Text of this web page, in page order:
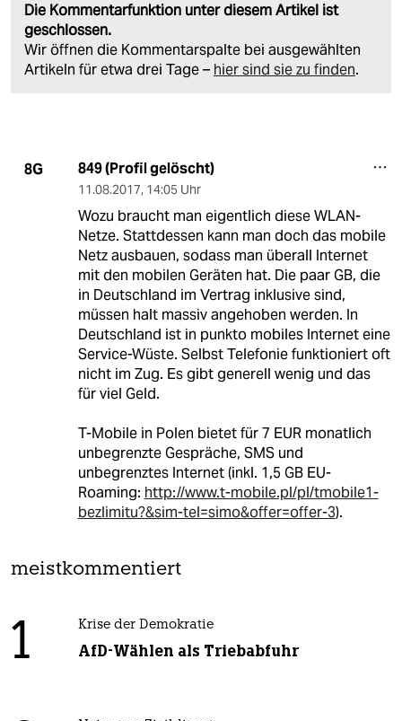
Die Kommentarfunktion unter diesem Artikel ist
geschlossen.
Wir öffnen die Kommentarspalte bei ausgewählten
Artikeln für etwa drei Tage – hier sind sie zu finden.
8G 849 (Profil gelöscht)
11.08.2017, 14:05 Uhr
Wozu braucht man eigentlich diese WLAN-
Netze. Stattdessen kann man doch das mobile
Netz ausbauen, sodass man überall Internet
mit den mobilen Geräten hat. Die paar GB, die
in Deutschland im Vertrag inklusive sind,
müssen halt massiv angehoben werden. In
Deutschland ist in punkto mobiles Internet eine
Service-Wüste. Selbst Telefonie funktioniert oft
nicht im Zug. Es gibt generell wenig und das
für viel Geld.
T-Mobile in Polen bietet für 7 EUR monatlich
unbegrenzte Gespräche, SMS und
unbegrenztes Internet (inkl. 1,5 GB EU-
Roaming: http://www.t-mobile.pl/pl/tmobile1-
bezlimitu?&sim-tel=simo&offer=offer-3).
meistkommentiert
1 Krise der Demokratie
AfD-Wählen als Triebabfuhr